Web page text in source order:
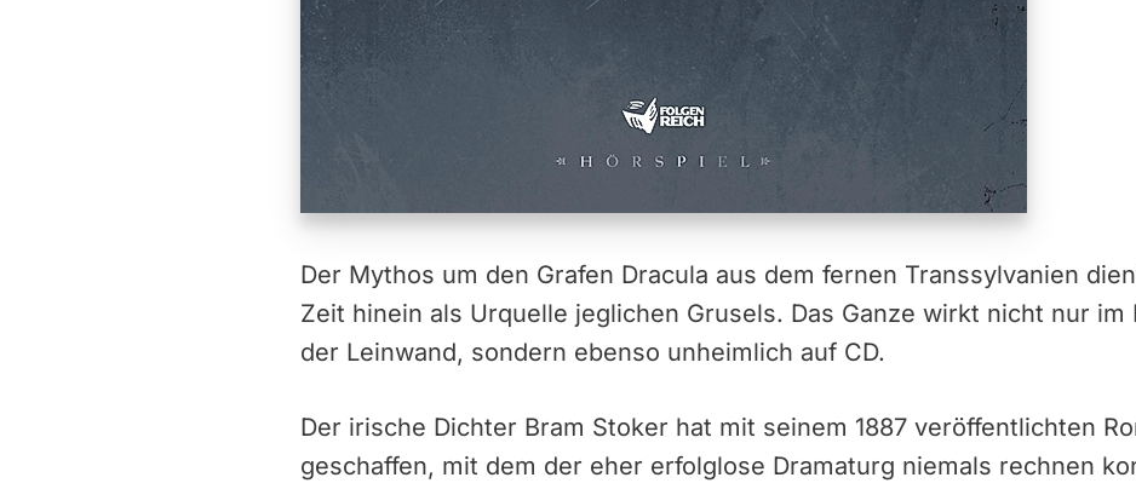
Der Mythos um den Grafen Dracula aus dem fernen Transsylvanien
Zeit hinein als Urquelle jeglichen Grusels. Das Ganze wirkt nicht nur im
der Leinwand, sondern ebenso unheimlich auf CD.
Der irische Dichter Bram Stoker hat mit seinem 1887 veröffentlichten
geschaffen, mit dem der eher erfolglose Dramaturg niemals rechnen